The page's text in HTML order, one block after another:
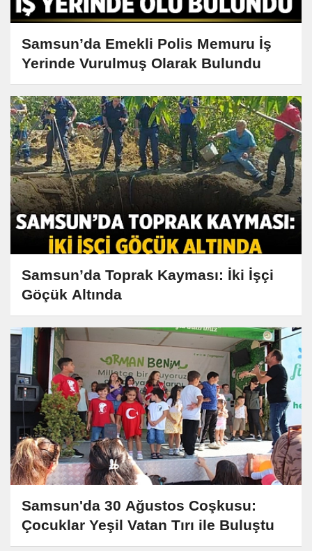
Samsun’da Emekli Polis Memuru İş
Yerinde Vurulmuş Olarak Bulundu
Samsun’da Toprak Kayması: İki İşçi
Göçük Altında
Samsun'da 30 Ağustos Coşkusu:
Çocuklar Yeşil Vatan Tırı ile Buluştu